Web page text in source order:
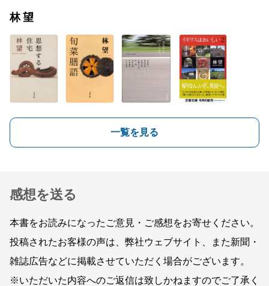
林 望
一覧を見る
感想を送る
本書をお読みになったご意見・ご感想をお寄せください。
投稿されたお客様の声は、弊社ウェブサイト、また新聞・
雑誌広告などに掲載させていただく場合がございます。
※いただいた内容へのご返信は致しかねますのでご了承く